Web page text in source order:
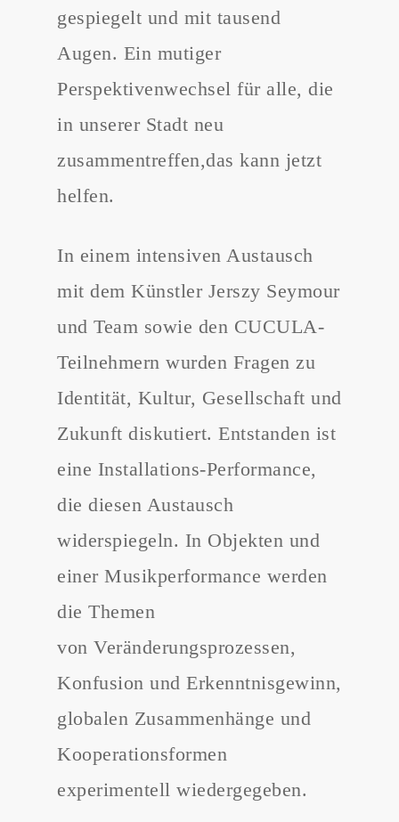
gespiegelt und mit tausend
Augen. Ein mutiger
Perspektivenwechsel für alle, die
in unserer Stadt neu
zusammentreffen,das kann jetzt
helfen.
In einem intensiven Austausch
mit dem Künstler Jerszy Seymour
und Team sowie den CUCULA-
Teilnehmern wurden Fragen zu
Identität, Kultur, Gesellschaft und
Zukunft diskutiert. Entstanden ist
eine Installations-Performance,
die diesen Austausch
widerspiegeln. In Objekten und
einer Musikperformance werden
die Themen
von Veränderungsprozessen,
Konfusion und Erkenntnisgewinn,
globalen Zusammenhänge und
Kooperationsformen
experimentell wiedergegeben.